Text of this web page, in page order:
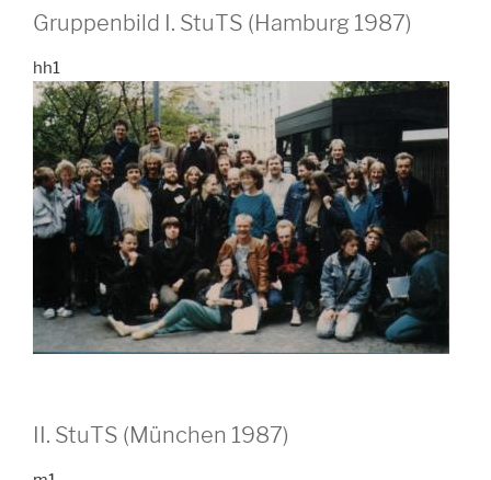
Gruppenbild I. StuTS (Hamburg 1987)
hh1
II. StuTS (München 1987)